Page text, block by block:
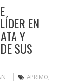
EN
Y
SUS
APRIMO,